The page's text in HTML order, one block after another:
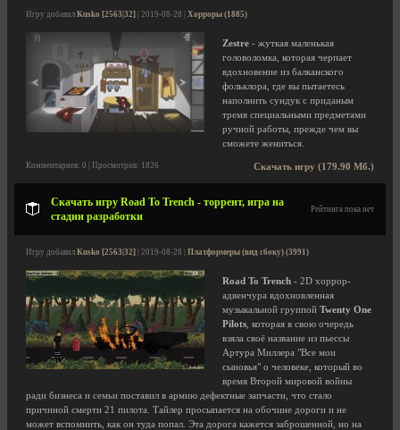
Игру добавил Kusko [2563|32] | 2019-08-28 | Хорроры (1885)
Zestre - жуткая маленькая
головоломка, которая черпает
вдохновение из балканского
фольклора, где вы пытаетесь
наполнить сундук с приданым
тремя специальными предметами
ручной работы, прежде чем вы
сможете жениться.
Скачать игру (179.90 Мб.)
Комментариев: 0 | Просмотров: 1826
Скачать игру Road To Trench - торрент, игра на
стадии разработки
Рейтинга пока нет
Игру добавил Kusko [2563|32] | 2019-08-28 | Платформеры (вид сбоку) (3991)
Road To Trench - 2D хоррор-
адвенчура вдохновленная
музыкальной группой Twenty One
Pilots , которая в свою очередь
взяла своё название из пьессы
Артура Миллера "Все мои
сыновья" о человеке, который во
время Второй мировой войны
ради бизнеса и семьи поставил в армию дефектные запчасти, что стало
причиной смерти 21 пилота. Тайлер просыпается на обочине дороги и не
может вспомнить, как он туда попал. Эта дорога кажется заброшенной, но на